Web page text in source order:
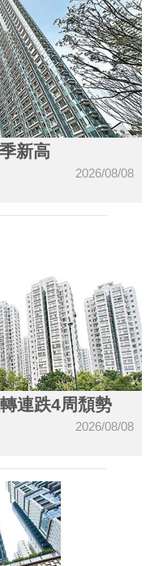
新高
2026/08/08
連跌4周頹勢
2026/08/08